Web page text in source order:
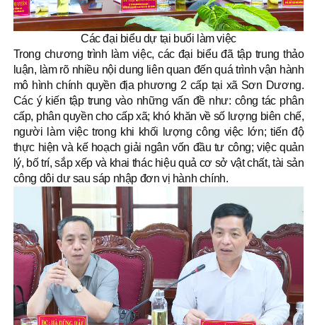
Các đại biểu dự tại buổi làm việc
Trong chương trình làm việc, các đại biểu đã tập trung thảo
luận, làm rõ nhiều nội dung liên quan đến quá trình vận hành
mô hình chính quyền địa phương 2 cấp tại xã Sơn Dương.
Các ý kiến tập trung vào những vấn đề như: công tác phân
cấp, phân quyền cho cấp xã; khó khăn về số lượng biên chế,
người làm việc trong khi khối lượng công việc lớn; tiến độ
thực hiện và kế hoạch giải ngân vốn đầu tư công; việc quản
lý, bố trí, sắp xếp và khai thác hiệu quả cơ sở vật chất, tài sản
công dôi dư sau sáp nhập đơn vị hành chính.